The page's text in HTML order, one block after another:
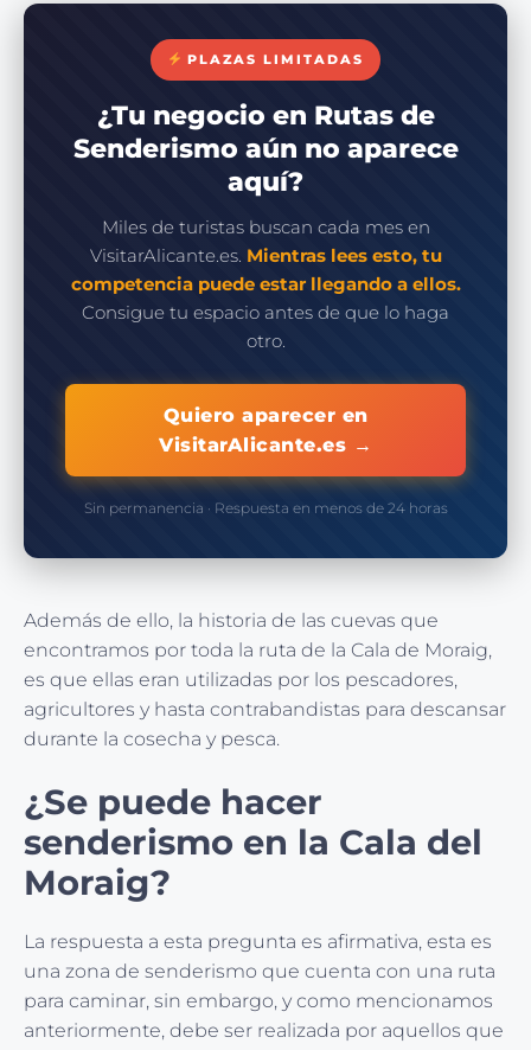
PLAZAS LIMITADAS
¿Tu negocio en Rutas de
Senderismo aún no aparece
aquí?
Miles de turistas buscan cada mes en
VisitarAlicante.es. Mientras lees esto, tu
competencia puede estar llegando a ellos.
Consigue tu espacio antes de que lo haga
otro.
Quiero aparecer en
VisitarAlicante.es →
Sin permanencia · Respuesta en menos de 24 horas
Además de ello, la historia de las cuevas que
encontramos por toda la ruta de la Cala de Moraig,
es que ellas eran utilizadas por los pescadores,
agricultores y hasta contrabandistas para descansar
durante la cosecha y pesca.
¿Se puede hacer
senderismo en la Cala del
Moraig?
La respuesta a esta pregunta es afirmativa, esta es
una zona de senderismo que cuenta con una ruta
para caminar, sin embargo, y como mencionamos
anteriormente, debe ser realizada por aquellos que